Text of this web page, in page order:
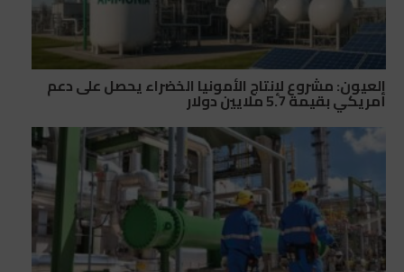
العيون: مشروع لإنتاج الأمونيا الخضراء يحصل على دعم
أمريكي بقيمة 5.7 ملايين دولار